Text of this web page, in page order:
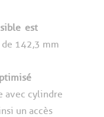
est
de 142,3 mm
avec cylindre
un accès